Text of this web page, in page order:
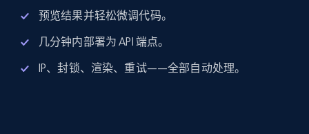
预览结果并轻松微调代码。
几分钟内部署为 API 端点。
IP、封锁、渲染、重试——全部自动处理。